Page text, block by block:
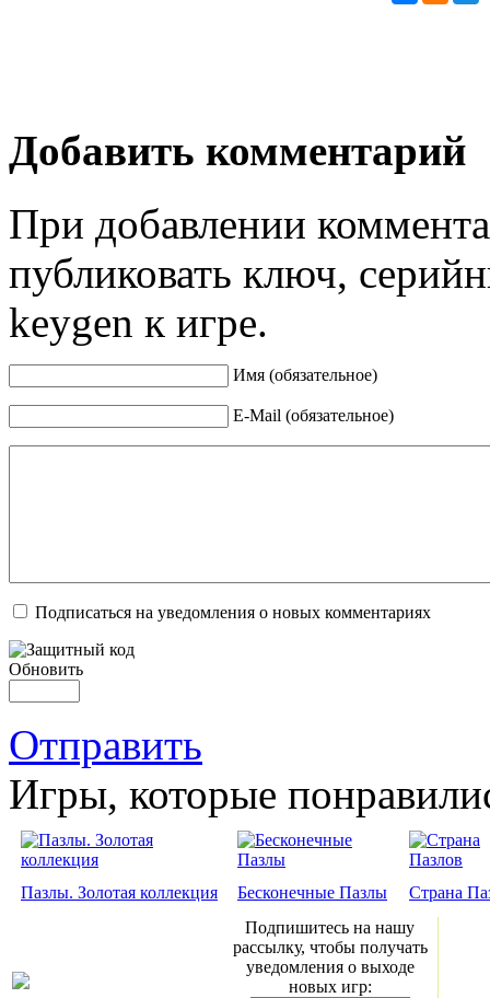
Добавить комментарий
При добавлении
публиковать ключ,
keygen к игре.
Имя (обязательное)
E-Mail (обязательное)
Подписаться на уведомления о новых комментариях
Обновить
Отправить
Игры, которые
Пазлы. Золотая коллекция Бесконечные Пазлы
Страна
Подпишитесь на нашу
рассылку, чтобы получать
уведомления о выходе
новых игр: